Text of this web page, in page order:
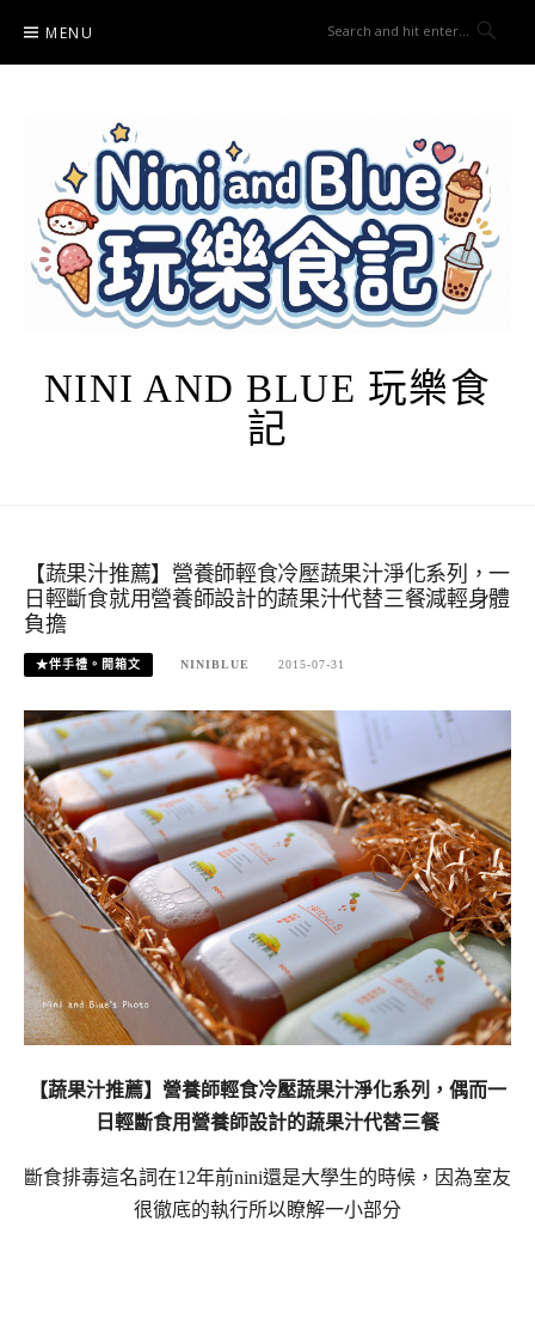
content
MENU
NINI AND BLUE 玩樂食
記
【蔬果汁推薦】營養師輕食冷壓蔬果汁淨化系列，一
日輕斷食就用營養師設計的蔬果汁代替三餐減輕身體
負擔
★伴手禮。開箱文 NINIBLUE 2015-07-31
【蔬果汁推薦】營養師輕食冷壓蔬果汁淨化系列，偶而一
日輕斷食用營養師設計的蔬果汁代替三餐
斷食排毒這名詞在12年前nini還是大學生的時候，因為室友
很徹底的執行所以瞭解一小部分